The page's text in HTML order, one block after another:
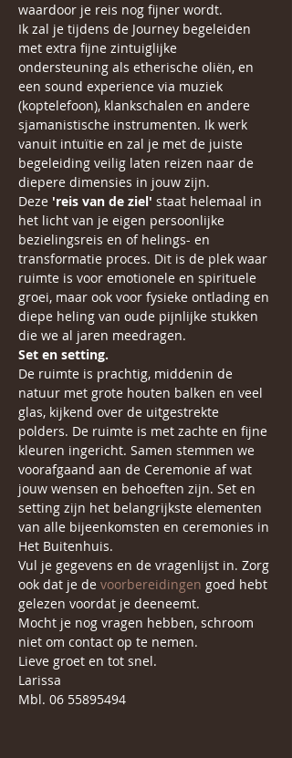
waardoor je reis nog fijner wordt.
Ik zal je tijdens de Journey begeleiden
met extra fijne zintuiglijke
ondersteuning als etherische oliën, en
een sound experience via muziek
(koptelefoon), klankschalen en andere
sjamanistische instrumenten. Ik werk
vanuit intuïtie en zal je met de juiste
begeleiding veilig laten reizen naar de
diepere dimensies in jouw zijn.
Deze 'reis van de ziel' staat helemaal in
het licht van je eigen persoonlijke
bezielingsreis en of helings- en
transformatie proces. Dit is de plek waar
ruimte is voor emotionele en spirituele
groei, maar ook voor fysieke ontlading en
diepe heling van oude pijnlijke stukken
die we al jaren meedragen.
Set en setting.
De ruimte is prachtig, middenin de
natuur met grote houten balken en veel
glas, kijkend over de uitgestrekte
polders. De ruimte is met zachte en fijne
kleuren ingericht. Samen stemmen we
voorafgaand aan de Ceremonie af wat
jouw wensen en behoeften zijn. Set en
setting zijn het belangrijkste elementen
van alle bijeenkomsten en ceremonies in
Het Buitenhuis.
Vul je gegevens en de vragenlijst in. Zorg
ook dat je de voorbereidingen goed hebt
gelezen voordat je deeneemt.
Mocht je nog vragen hebben, schroom
niet om contact op te nemen.
Lieve groet en tot snel.
Larissa
Mbl. 06 55895494